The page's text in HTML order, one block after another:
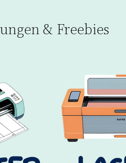
& Freebies